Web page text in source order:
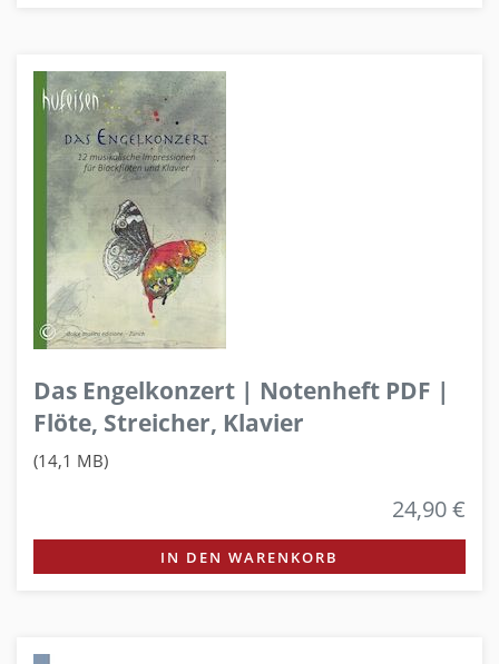
Das Engelkonzert | Notenheft PDF |
Flöte, Streicher, Klavier
(14,1 MB)
24,90 €
IN DEN WARENKORB